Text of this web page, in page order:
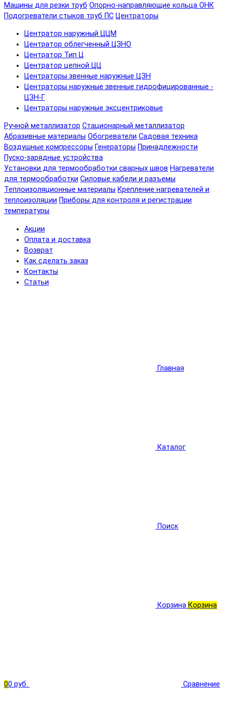
Машины для резки труб Опорно-направляющие кольца ОНК
Подогреватели стыков труб ПС Центраторы
Центратор наружный ЦЦМ
Центратор облегченный ЦЗНО
Центратор Тип Ц
Центратор цепной ЦЦ
Центраторы звенные наружные ЦЗН
Центраторы наружные звенные гидрофицированные -
ЦЗН-Г
Центраторы наружные эксцентриковые
Ручной металлизатор Стационарный металлизатор
Абразивные материалы Обогреватели Садовая техника
Воздушные компрессоры Генераторы Принадлежности
Пуско-зарядные устройства
Установки для термообработки сварных швов Нагреватели
для термообработки Силовые кабели и разъемы
Теплоизоляционные материалы Крепление нагревателей и
теплоизоляции Приборы для контроля и регистрации
температуры
Акции
Оплата и доставка
Возврат
Как сделать заказ
Контакты
Статьи
Главная
Каталог
Поиск
Корзина Корзина
00 руб. Сравнение